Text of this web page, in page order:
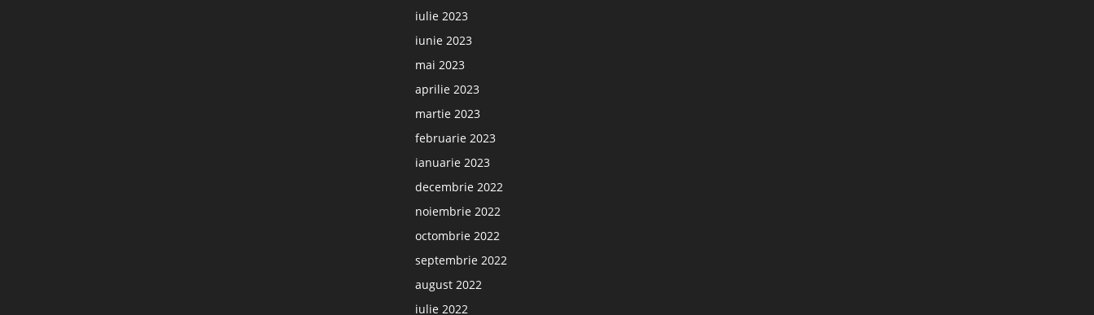
iulie 2023
iunie 2023
mai 2023
aprilie 2023
martie 2023
februarie 2023
ianuarie 2023
decembrie 2022
noiembrie 2022
octombrie 2022
septembrie 2022
august 2022
iulie 2022